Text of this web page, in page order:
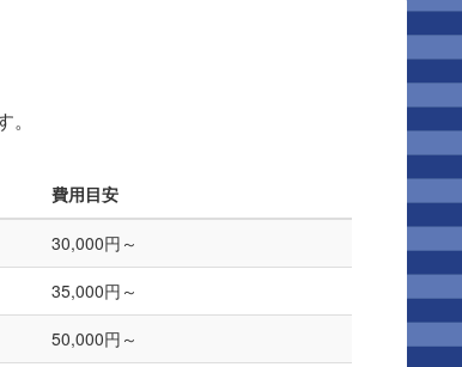
費用目安
30,000円～
35,000円～
50,000円～